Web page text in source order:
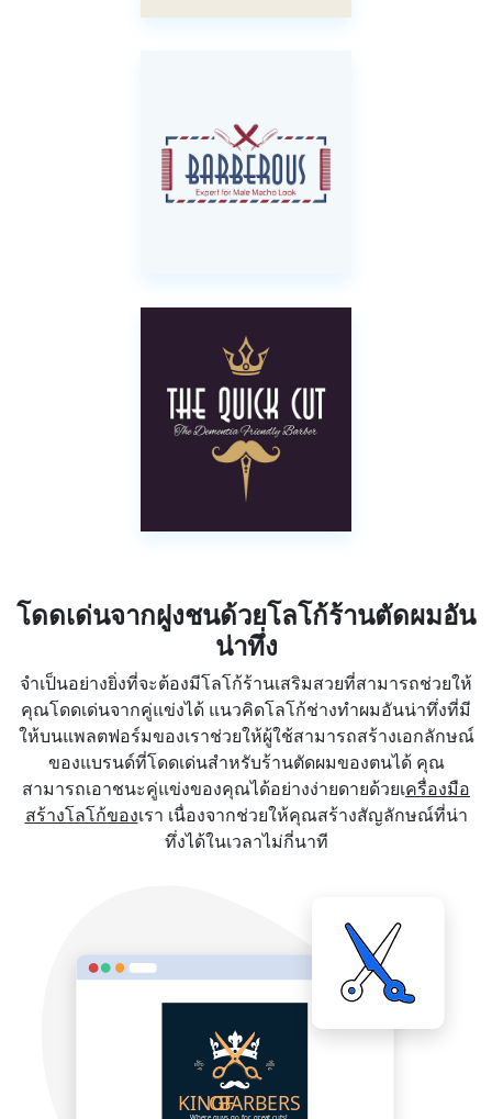
โดดเด่นจากฝูงชนด้วยโลโก้ร้านตัดผมอัน
น่าทึ่ง
จำเป็นอย่างยิ่งที่จะต้องมีโลโก้ร้านเสริมสวยที่สามารถช่วยให้
คุณโดดเด่นจากคู่แข่งได้ แนวคิดโลโก้ช่างทำผมอันน่าทึ่งที่มี
ให้บนแพลตฟอร์มของเราช่วยให้ผู้ใช้สามารถสร้างเอกลักษณ์
ของแบรนด์ที่โดดเด่นสำหรับร้านตัดผมของตนได้ คุณ
สามารถเอาชนะคู่แข่งของคุณได้อย่างง่ายดายด้วยเครื่องมือ
สร้างโลโก้ของเรา เนื่องจากช่วยให้คุณสร้างสัญลักษณ์ที่น่า
ทึ่งได้ในเวลาไม่กี่นาที